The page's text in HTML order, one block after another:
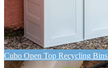
Cubo Open Top Recycling